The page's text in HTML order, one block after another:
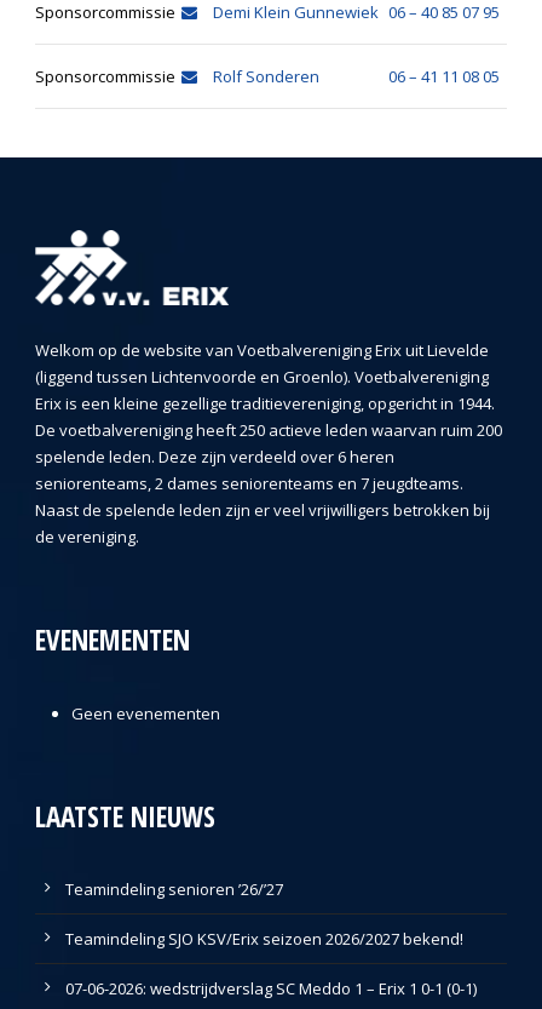
Sponsorcommissie Demi Klein Gunnewiek 06 – 40 85 07 95
Sponsorcommissie Rolf Sonderen 06 – 41 11 08 05
Welkom op de website van Voetbalvereniging Erix uit Lievelde
(liggend tussen Lichtenvoorde en Groenlo). Voetbalvereniging
Erix is een kleine gezellige traditievereniging, opgericht in 1944.
De voetbalvereniging heeft 250 actieve leden waarvan ruim 200
spelende leden. Deze zijn verdeeld over 6 heren
seniorenteams, 2 dames seniorenteams en 7 jeugdteams.
Naast de spelende leden zijn er veel vrijwilligers betrokken bij
de vereniging.
EVENEMENTEN
Geen evenementen
LAATSTE NIEUWS
Teamindeling senioren ’26/’27
Teamindeling SJO KSV/Erix seizoen 2026/2027 bekend!
07-06-2026: wedstrijdverslag SC Meddo 1 – Erix 1 0-1 (0-1)